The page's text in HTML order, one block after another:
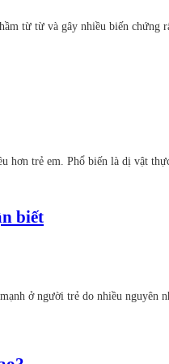
từ từ và gây nhiều biến
trẻ em. Phổ biến là dị vật
biết
ở người trẻ do nhiều